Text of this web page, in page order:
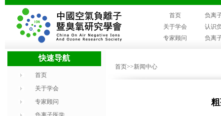
首页
负离
关于学会
认识
专家顾问
负离
快速导航
首页
关于学会
专家顾问
首页>>新闻中心